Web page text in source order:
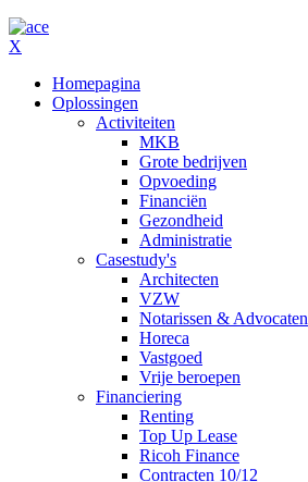
X
Homepagina
Oplossingen
Activiteiten
MKB
Grote bedrijven
Opvoeding
Financiën
Gezondheid
Administratie
Casestudy's
Architecten
VZW
Notarissen & Advocaten
Horeca
Vastgoed
Vrije beroepen
Financiering
Renting
Top Up Lease
Ricoh Finance
Contracten 10/12